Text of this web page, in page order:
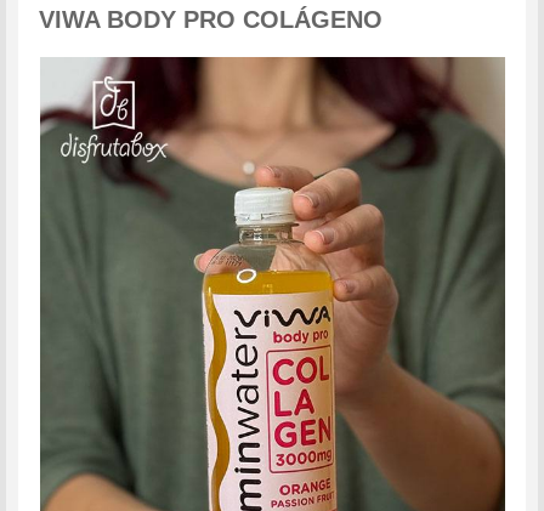
VIWA BODY PRO COLÁGENO